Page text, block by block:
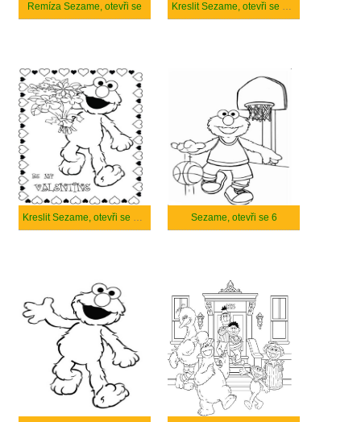
Remíza Sezame, otevři se Kreslit Sezame, otevři se zdarma
Kreslit Sezame, otevři se velmi roztomile Sezame, otevři se 6